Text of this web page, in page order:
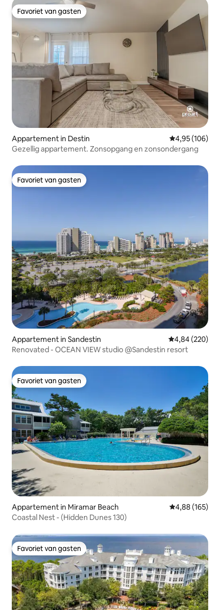
Favoriet van gasten
Favoriet van gasten
Appartement in Destin Gemiddelde
4,95 (106)
Gezellig appartement. Zonsopgang en zonsondergang
Favoriet van gasten
Favoriet van gasten
Appartement in Sandestin Gemiddelde
4,84 (220)
Renovated - OCEAN VIEW studio @Sandestin resort
Favoriet van gasten
Favoriet van gasten
Appartement in Miramar Beach Gemiddelde
4,88 (165)
Coastal Nest - (Hidden Dunes 130)
Favoriet van gasten
Favoriet van gasten